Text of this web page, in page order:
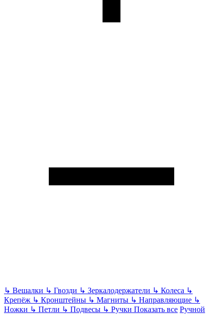
↳ Вешалки ↳ Гвозди ↳ Зеркалодержатели ↳ Колеса ↳
Крепёж ↳ Кронштейны ↳ Магниты ↳ Направляющие ↳
Ножки ↳ Петли ↳ Подвесы ↳ Ручки Показать все Ручной